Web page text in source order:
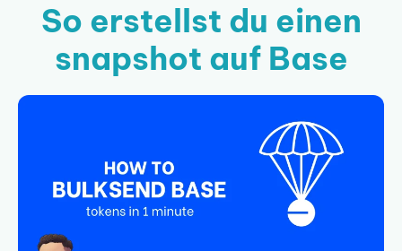
So erstellst du einen
snapshot auf Base